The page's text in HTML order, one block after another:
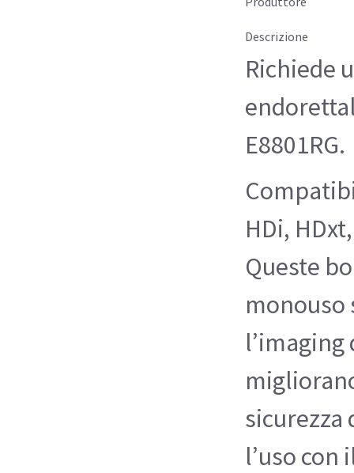
Descrizione
Richiede
E8801RG.
HDi,
Queste
monouso
sicurezza
l’uso